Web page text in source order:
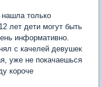
только
лет дети могут быть
информативно.
с качелей девушек
уже не покачаешься
короче